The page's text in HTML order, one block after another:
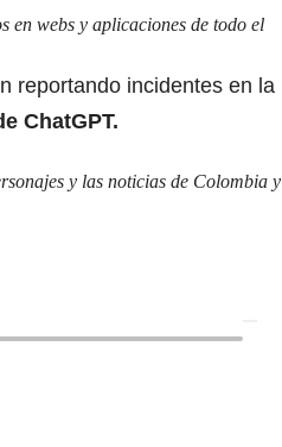
en webs y aplicaciones de todo el
reportando incidentes en la
ChatGPT.
y las noticias de Colombia y